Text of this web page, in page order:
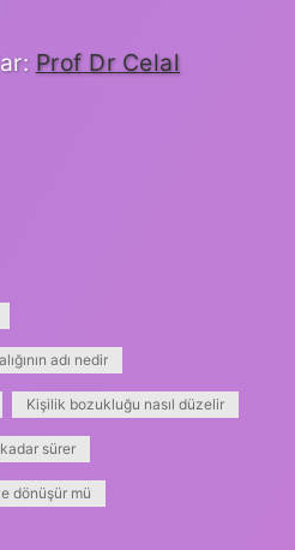
Prof Dr Celal
adı nedir
Kişilik bozukluğu nasıl düzelir
sürer
dönüşür mü